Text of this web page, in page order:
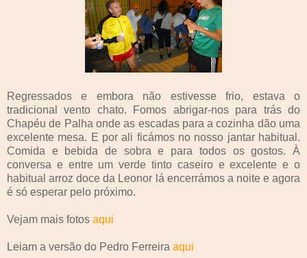
Regressados e embora não estivesse frio, estava o
tradicional vento chato. Fomos abrigar-nos para trás do
Chapéu de Palha onde as escadas para a cozinha dão uma
excelente mesa. E por ali ficámos no nosso jantar habitual.
Comida e bebida de sobra e para todos os gostos. À
conversa e entre um verde tinto caseiro e excelente e o
habitual arroz doce da Leonor lá encerrámos a noite e agora
é só esperar pelo próximo.
Vejam mais fotos aqui
Leiam a versão do Pedro Ferreira aqui